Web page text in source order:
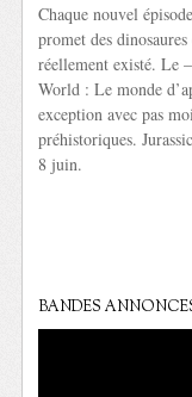
Chaque nouvel
promet des
réellement existé. Le
World : Le monde
exception avec pas
préhistoriques.
8 juin.
BANDES